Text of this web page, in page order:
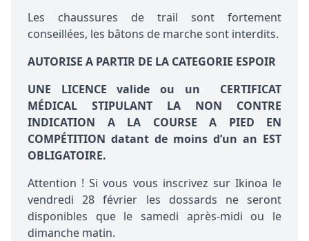
Les chaussures de trail sont fortement
conseillées, les bâtons de marche sont interdits.
AUTORISE A PARTIR DE LA CATEGORIE ESPOIR
UNE LICENCE valide ou un CERTIFICAT
MÉDICAL STIPULANT LA NON CONTRE
INDICATION A LA COURSE A PIED EN
COMPÉTITION datant de moins d’un an EST
OBLIGATOIRE.
Attention ! Si vous vous inscrivez sur Ikinoa le
vendredi 28 février les dossards ne seront
disponibles que le samedi après-midi ou le
dimanche matin.